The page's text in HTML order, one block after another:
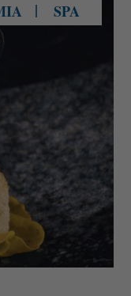
i l'e-
i poder
SPA